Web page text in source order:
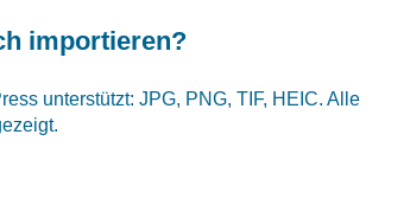
importieren?
unterstützt: JPG, PNG, TIF, HEIC. Alle